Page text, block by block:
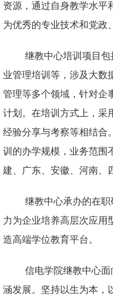
资源，通过自身教学水平
为优秀的专业技术和党政
继教中心培训项目
业管理培训等，涉及大数
管理等多个领域，针对企
计划。在培训方式上，采
经验分享与考察等相结合
训的办学规模，业务范围
建、广东、安徽、河南、
继教中心承办的在
力为企业培养高层次应用
造高端学位教育平台。
信电学院继教中心
涵发展。坚持以生为本，